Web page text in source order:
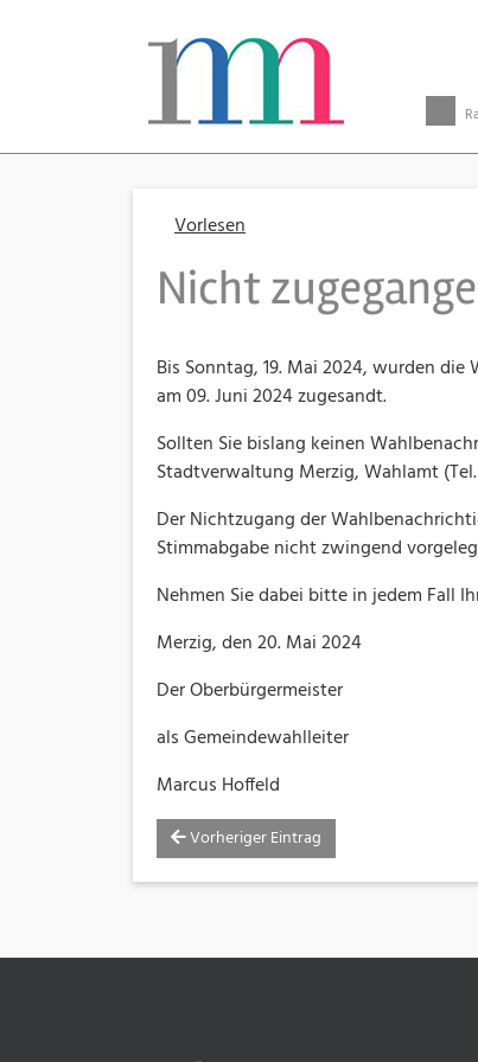
Vorlesen
Nicht
Bis Sonntag, 19. Mai 2024, wurden
am 09. Juni 2024 zugesandt.
Sollten Sie bislang keinen
Stadtverwaltung Merzig, Wahlamt
Der Nichtzugang der
Stimmabgabe nicht zwingend
Nehmen Sie dabei bitte in jedem Fall
Merzig, den 20. Mai 2024
Der Oberbürgermeister
als Gemeindewahlleiter
Marcus Hoffeld
Vorheriger Eintrag